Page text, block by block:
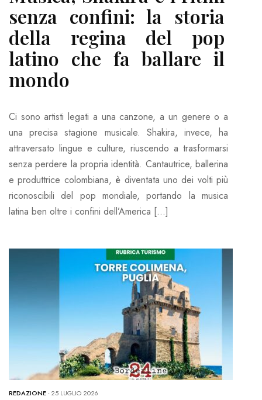
senza confini: la storia
della regina del pop
latino che fa ballare il
mondo
Ci sono artisti legati a una canzone, a un genere o a
una precisa stagione musicale. Shakira, invece, ha
attraversato lingue e culture, riuscendo a trasformarsi
senza perdere la propria identità. Cantautrice, ballerina
e produttrice colombiana, è diventata uno dei volti più
riconoscibili del pop mondiale, portando la musica
latina ben oltre i confini dell’America […]
REDAZIONE-25 LUGLIO 2026